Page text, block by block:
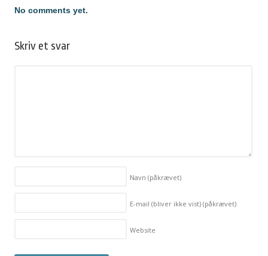
No comments yet.
Skriv et svar
Navn(påkrævet)
E-mail (bliver ikke vist)(påkrævet)
Website